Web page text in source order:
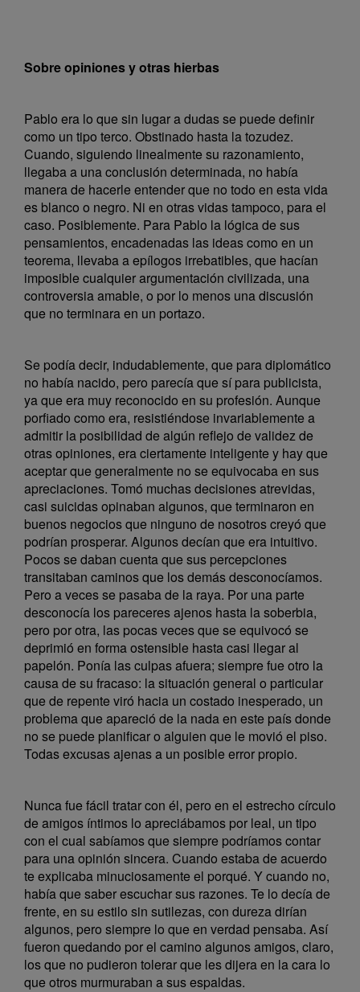
Sobre opiniones y otras hierbas
Pablo era lo que sin lugar a dudas se puede definir
como un tipo terco. Obstinado hasta la tozudez.
Cuando, siguiendo linealmente su razonamiento,
llegaba a una conclusión determinada, no había
manera de hacerle entender que no todo en esta vida
es blanco o negro. Ni en otras vidas tampoco, para el
caso. Posiblemente. Para Pablo la lógica de sus
pensamientos, encadenadas las ideas como en un
teorema, llevaba a epílogos irrebatibles, que hacían
imposible cualquier argumentación civilizada, una
controversia amable, o por lo menos una discusión
que no terminara en un portazo.
Se podía decir, indudablemente, que para diplomático
no había nacido, pero parecía que sí para publicista,
ya que era muy reconocido en su profesión. Aunque
porfiado como era, resistiéndose invariablemente a
admitir la posibilidad de algún reflejo de validez de
otras opiniones, era ciertamente inteligente y hay que
aceptar que generalmente no se equivocaba en sus
apreciaciones. Tomó muchas decisiones atrevidas,
casi suicidas opinaban algunos, que terminaron en
buenos negocios que ninguno de nosotros creyó que
podrían prosperar. Algunos decían que era intuitivo.
Pocos se daban cuenta que sus percepciones
transitaban caminos que los demás desconocíamos.
Pero a veces se pasaba de la raya. Por una parte
desconocía los pareceres ajenos hasta la soberbia,
pero por otra, las pocas veces que se equivocó se
deprimió en forma ostensible hasta casi llegar al
papelón. Ponía las culpas afuera; siempre fue otro la
causa de su fracaso: la situación general o particular
que de repente viró hacia un costado inesperado, un
problema que apareció de la nada en este país donde
no se puede planificar o alguien que le movió el piso.
Todas excusas ajenas a un posible error propio.
Nunca fue fácil tratar con él, pero en el estrecho círculo
de amigos íntimos lo apreciábamos por leal, un tipo
con el cual sabíamos que siempre podríamos contar
para una opinión sincera. Cuando estaba de acuerdo
te explicaba minuciosamente el porqué. Y cuando no,
había que saber escuchar sus razones. Te lo decía de
frente, en su estilo sin sutilezas, con dureza dirían
algunos, pero siempre lo que en verdad pensaba. Así
fueron quedando por el camino algunos amigos, claro,
los que no pudieron tolerar que les dijera en la cara lo
que otros murmuraban a sus espaldas.